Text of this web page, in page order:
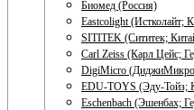
Биомед (Россия)
Eastcolight (Истколайт;
SITITEK (Сититек;
Carl Zeiss (Карл Цейс;
DigiMicro
EDU-TOYS (Эду-Тойз;
Eschenbach (Эшенбах;